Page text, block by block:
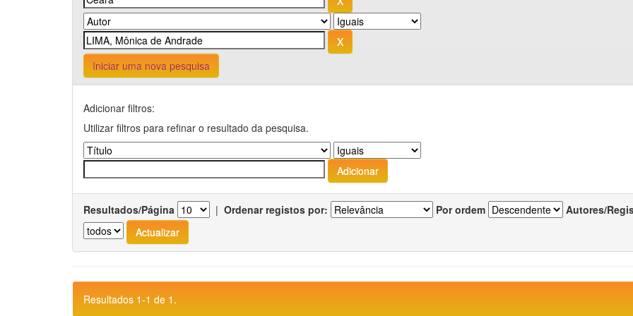
Iniciar uma nova pesquisa
Adicionar filtros:
Utilizar filtros para refinar o resultado da pesquisa.
Resultados/Página | Ordenar registos por: Por ordem Autores/
Resultados 1-1 de 1.